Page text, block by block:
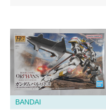
BANDAI